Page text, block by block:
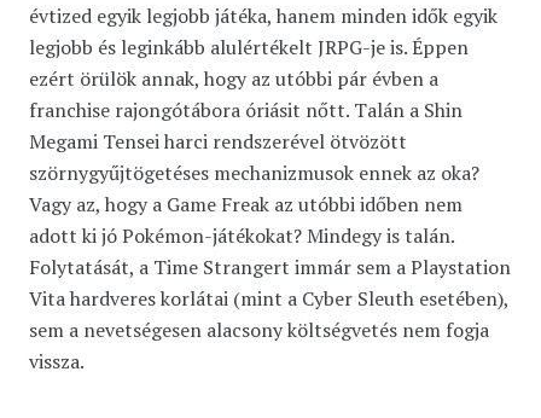
évtized egyik legjobb játéka, hanem minden idők egyik
legjobb és leginkább alulértékelt JRPG-je is. Éppen
ezért örülök annak, hogy az utóbbi pár évben a
franchise rajongótábora óriásit nőtt. Talán a Shin
Megami Tensei harci rendszerével ötvözött
szörnygyűjtögetéses mechanizmusok ennek az oka?
Vagy az, hogy a Game Freak az utóbbi időben nem
adott ki jó Pokémon-játékokat? Mindegy is talán.
Folytatását, a Time Strangert immár sem a Playstation
Vita hardveres korlátai (mint a Cyber Sleuth esetében),
sem a nevetségesen alacsony költségvetés nem fogja
vissza.